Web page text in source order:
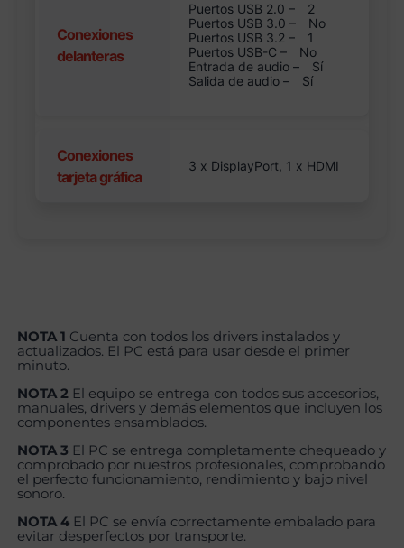
Conexiones
delanteras
Puertos USB 2.0 –
2
Puertos USB 3.0 –
No
Puertos USB 3.2 –
1
Puertos USB-C –
No
Entrada de audio –
Sí
Salida de audio –
Sí
Conexiones
tarjeta gráfica
3 x DisplayPort, 1 x HDMI
NOTA 1 Cuenta con todos los drivers instalados y
actualizados. El PC está para usar desde el primer
minuto.
NOTA 2 El equipo se entrega con todos sus accesorios,
manuales, drivers y demás elementos que incluyen los
componentes ensamblados.
NOTA 3 El PC se entrega completamente chequeado y
comprobado por nuestros profesionales, comprobando
el perfecto funcionamiento, rendimiento y bajo nivel
sonoro.
NOTA 4 El PC se envía correctamente embalado para
evitar desperfectos por transporte.